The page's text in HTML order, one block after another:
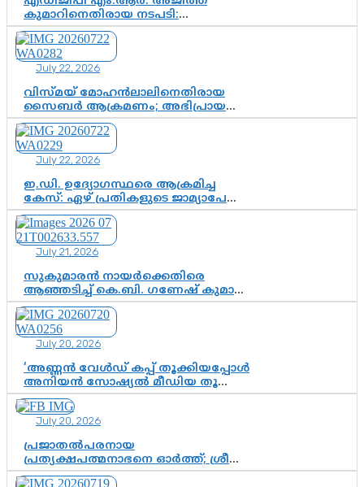
കുമാറിനെതിരായ നടപടി:
സസ്പെൻഷനിൽ ഒതുങ്ങുമോ,
അതോ കൂടുതൽ കടുത്ത
നടപടികളിലേക്കോ?
July 22, 2026
വിസ്മയ് മോഹൻലാലിനെതിരായ
സൈബർ ആക്രമണം; അഭിപ്രായ
സ്വാതന്ത്ര്യത്തെ നിശ്ശബ്ദമാക്കുന്ന
ഡിജിറ്റൽ ഗുണ്ടായിസത്തിന് അറുതി
വേണം
July 22, 2026
ഇ.ഡി. ഉദ്യോഗസ്ഥരെ ആക്രമിച്ച
കേസ്: ഏഴ് പ്രതികളുടെ ജാമ്യാപേക്ഷ
വീണ്ടും തള്ളി; അന്വേഷണം തുടരാൻ
കോടതി അനുമതി
July 21, 2026
സുകുമാരൻ നായർക്കെതിരെ
ആഞ്ഞടിച്ച് കെ.ബി. ഗണേഷ് കുമാർ,
വി.ഡി. സതീശന് പൂർണ പിന്തുണ
July 20, 2026
‘അണ്ണൻ വേൾഡ് കപ്പ് തൂക്കിയപ്പോൾ
അനിയൻ സോഷ്യൽ മീഡിയ തൂക്കി’;
ലാമിൻ യമാലിന്റെ
കിരീടധാരണത്തിനിടെ
ശ്രദ്ധാകേന്ദ്രമായി മൂന്ന് വയസ്സുകാരൻ
ചുണക്കുട്ടൻ
July 20, 2026
പ്രജാതൽപരനായ
പ്രത്യക്ഷപത്മനാഭനെ ഓർത്ത്; ശ്രീ
ചിത്തിര തിരുനാൾ മഹാരാജാവിന്റെ